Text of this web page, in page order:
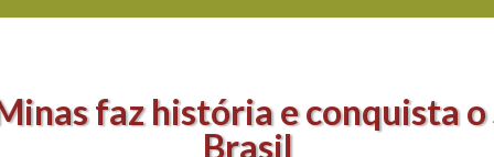
faz história e conquista
Brasil